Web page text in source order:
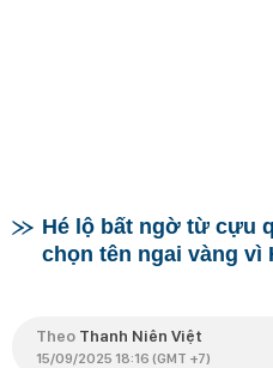
Hé lộ bất ngờ từ cựu
chọn tên ngai vàng vì
Theo Thanh Niên Việt
15/09/2025 18:16 (GMT +7)